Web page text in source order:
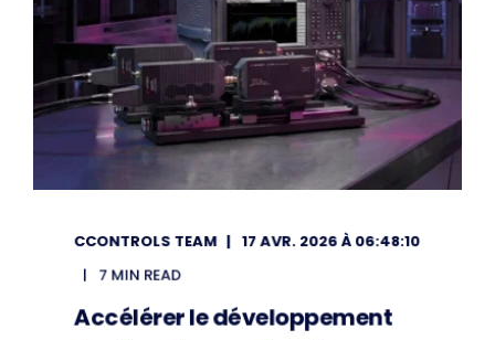
CCONTROLS TEAM
17 AVR. 2026 À 06:48:10
7 MIN READ
Accélérer le développement